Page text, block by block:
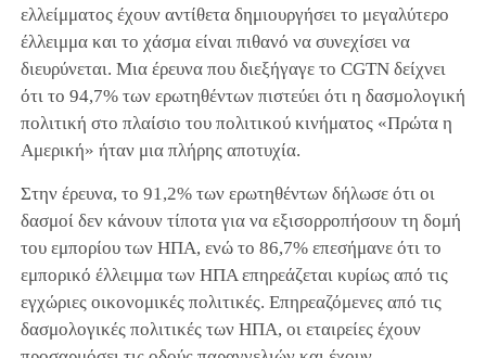
ελλείμματος έχουν αντίθετα δημιουργήσει το μεγαλύτερο
έλλειμμα και το χάσμα είναι πιθανό να συνεχίσει να
διευρύνεται. Μια έρευνα που διεξήγαγε το CGTN δείχνει
ότι το 94,7% των ερωτηθέντων πιστεύει ότι η δασμολογική
πολιτική στο πλαίσιο του πολιτικού κινήματος «Πρώτα η
Αμερική» ήταν μια πλήρης αποτυχία.
Στην έρευνα, το 91,2% των ερωτηθέντων δήλωσε ότι οι
δασμοί δεν κάνουν τίποτα για να εξισορροπήσουν τη δομή
του εμπορίου των ΗΠΑ, ενώ το 86,7% επεσήμανε ότι το
εμπορικό έλλειμμα των ΗΠΑ επηρεάζεται κυρίως από τις
εγχώριες οικονομικές πολιτικές. Επηρεαζόμενες από τις
δασμολογικές πολιτικές των ΗΠΑ, οι εταιρείες έχουν